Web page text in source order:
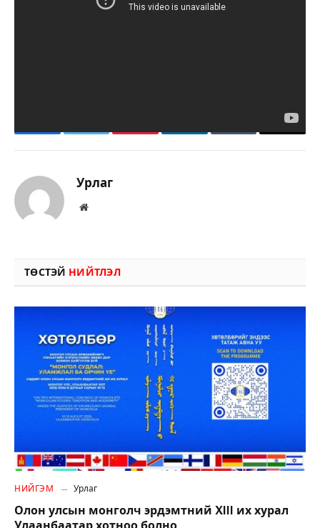
FacebookTwitter Pinterest LinkedInTumblr Имэйл
Урлаг
Вэбсайт
ТӨСТЭЙ НИЙТЛЭЛ
НИЙГЭМ Урлаг
Олон улсын монголч эрдэмтний XIII их хурал
Улаанбаатар хотноо болно